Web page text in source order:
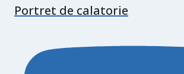
Portret de calatorie